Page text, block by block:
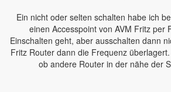
Ein nicht oder selten schalten habe ich
einen Accesspoint von AVM Fritz per
Einschalten geht, aber ausschalten dann
Fritz Router dann die Frequenz
ob andere Router in der nähe der